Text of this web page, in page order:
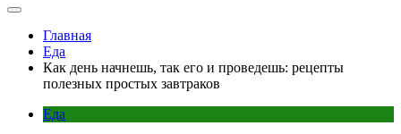
Главная
Еда
Как день начнешь, так его и проведешь: рецепты
полезных простых завтраков
Еда